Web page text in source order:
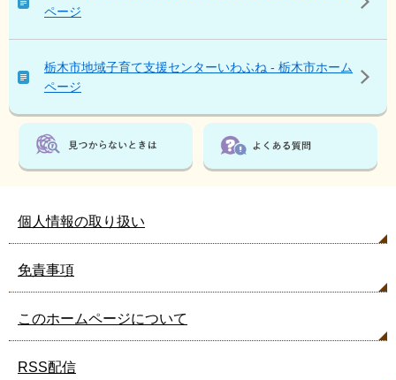
ジ
い
ま
す
ページ
栃木市地域子育て支援センターいわふね - 栃木市ホーム
ページ
個人情報の取り扱い
免責事項
このホームページについて
RSS配信